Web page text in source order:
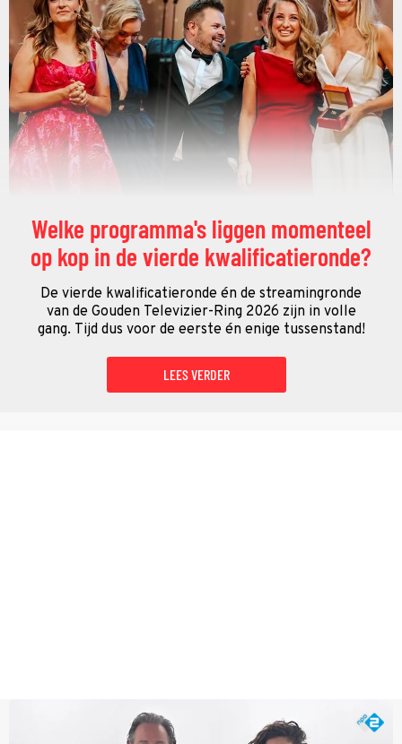
Welke programma's liggen momenteel
op kop in de vierde kwalificatieronde?
De vierde kwalificatieronde én de streamingronde
van de Gouden Televizier-Ring 2026 zijn in volle
gang. Tijd dus voor de eerste én enige tussenstand!
LEES VERDER